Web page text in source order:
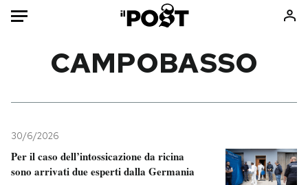
Mondo
Politica
Tecnologia
Consumismi
Storie/Idee
CAMPOBASSO
30/6/2026
Per il caso dell’intossicazione da ricina
sono arrivati due esperti dalla Germania